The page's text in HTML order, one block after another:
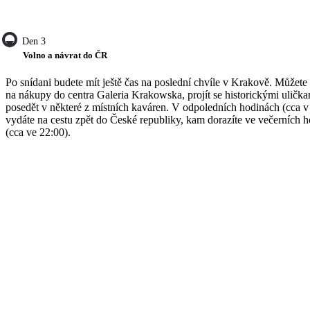
Den 3
Volno a návrat do ČR
Po snídani budete mít ještě čas na poslední chvíle v Krakově. Můžete
na nákupy do centra Galeria Krakowska, projít se historickými
posedět v některé z místních kaváren. V odpoledních hodinách (cca
vydáte na cestu zpět do České republiky, kam dorazíte ve večerních
(cca ve 22:00).